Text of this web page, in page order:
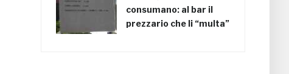
consumano: al bar il
prezzario che li “multa”